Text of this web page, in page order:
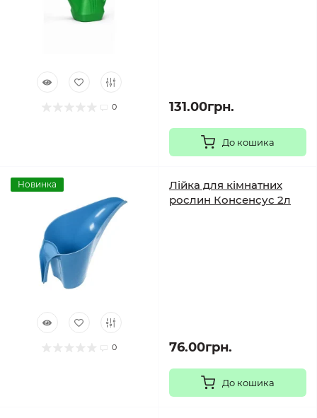
0 131.00грн.
До кошика
Новинка
0
Лійка для кімнатних
рослин Консенсус 2л
76.00грн.
До кошика